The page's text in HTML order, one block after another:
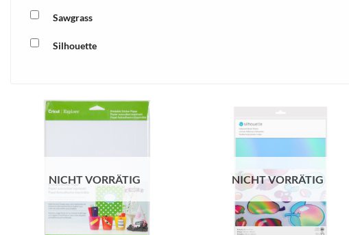
Sawgrass
Silhouette
NICHT VORRÄTIG
Wunschliste
NICHT VORRÄTIG